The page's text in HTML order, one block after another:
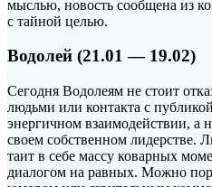
мыслью, новость сообщена из
с тайной целью.
Водолей (21.01 — 19.02)
Сегодня Водолеям не стоит
людьми или контакта с
энергичном взаимодействии, а
своем собственном лидерстве.
таит в себе массу коварных
диалогом на равных. Можно